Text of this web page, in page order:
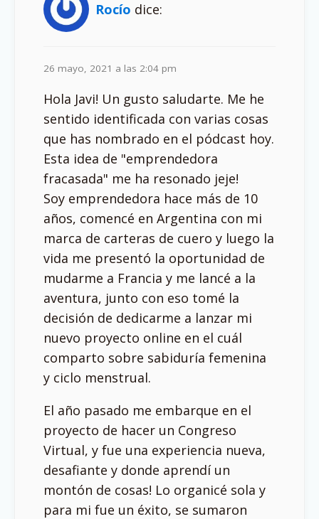
Rocío dice:
26 mayo, 2021 a las 2:04 pm
Hola Javi! Un gusto saludarte. Me he
sentido identificada con varias cosas
que has nombrado en el pódcast hoy.
Esta idea de "emprendedora
fracasada" me ha resonado jeje!
Soy emprendedora hace más de 10
años, comencé en Argentina con mi
marca de carteras de cuero y luego la
vida me presentó la oportunidad de
mudarme a Francia y me lancé a la
aventura, junto con eso tomé la
decisión de dedicarme a lanzar mi
nuevo proyecto online en el cuál
comparto sobre sabiduría femenina
y ciclo menstrual.
El año pasado me embarque en el
proyecto de hacer un Congreso
Virtual, y fue una experiencia nueva,
desafiante y donde aprendí un
montón de cosas! Lo organicé sola y
para mi fue un éxito, se sumaron